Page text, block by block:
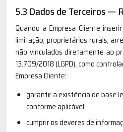
5.3 Dados de Terceiros —
Quando a Empresa Cliente
limitação, proprietários rurais,
não vinculados diretamente ao
13.709/2018 (LGPD), como
Empresa Cliente:
garantir a existência de base
conforme aplicável;
cumprir os deveres de